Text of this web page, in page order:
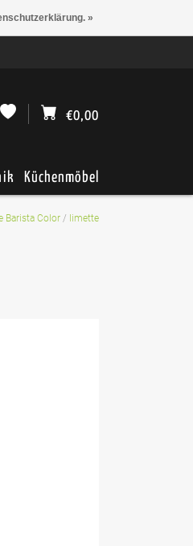
€0,00
Küchenmöbel
Barista Color / limette
»